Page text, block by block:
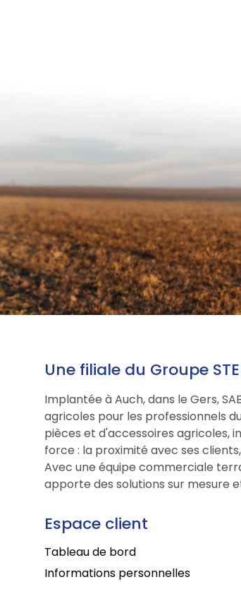
Une filiale du Groupe
Implantée à Auch, dans le Gers,
agricoles pour les professionnels
pièces et d'accessoires agricoles,
force : la proximité avec ses
Avec une équipe commerciale
apporte des solutions sur mesure
Espace client
Tableau de bord
Informations personnelles